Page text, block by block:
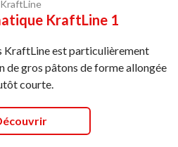
KraftLine
KraftLine 1
KraftLine est particulièrement
de gros pâtons de forme allongée
courte.